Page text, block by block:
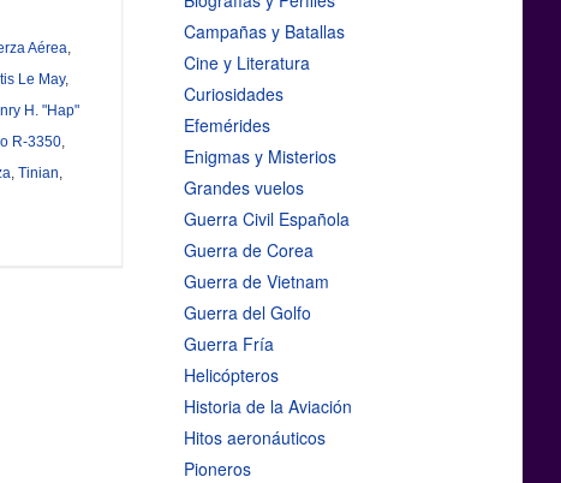
Aérea
Le May,
H. "Hap"
R-3350,
Tinian
Campañas y Batallas
Cine y Literatura
Curiosidades
Efemérides
Enigmas y Misterios
Grandes vuelos
Guerra Civil Española
Guerra de Corea
Guerra de Vietnam
Guerra del Golfo
Guerra Fría
Helicópteros
Historia de la Aviación
Hitos aeronáuticos
Pioneros